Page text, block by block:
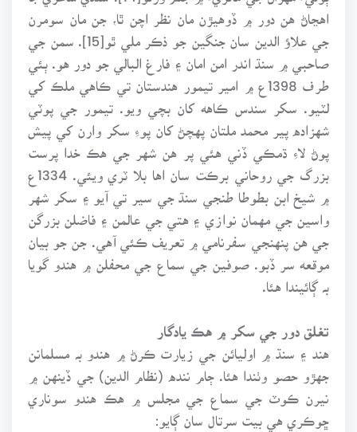
اهڃاڻ هن دور ۾ ڏوهيڙن مان نظر اچن ٿا، جن مان سومرن
جي علاؤ الدين سان جنگين جو ذڪر ملي ٿو[15]. سمن جي
صاحبي ۾ سنڌ اندر امن امان ۽ فارغ البالي جو دور هو. ٻئي
طرف 1398ع ۾ امير تيمور هندستان تي ڪاهي ملڪ کي
لٽيو. سکر سندس ڪاهه کان بچي ويو. تيمور جي پوٽي
شهزاده پير محمد ملتان پهچڻ کان پوءِ سکر وارن کي پيش
پوڻ لاءِ ڌمڪي ڏني هئي پر هن شهر جي هڪ خدا پرست
۾ شيخ ابن بطوطا طنجي سنڌ جي سير تي آيو ۽ سکر شهر
واسين جي مهمان نوازي ۽ هتي جي عالمن ۽ فاضلن بزرگن
جي هن پنهنجي سفرنامي ۾ تعريف ڪئي آهي. جن جو بيان
موقعه سر ڏبو. صوفين جي سماع جي محفلن ۾ هندو گويا
بہ ڳائيندا هئا.
تغلق دور جي سکر ۾ هڪ يادگار
هند ۽ سنڌ ۾ اوليائن جي زيارت ڪرڻ ۾ هندو بہ مسلمانن
جهڙو حصو وٺندا هئا. ڄام ننده (نظام الدين) جي ڏينهن ۾
نيرن ڪوٽ جي سماع جي مجلس ۾ هڪ هندو سوناري
ڇوڪري هي بيت سرتال سان ڳايو: